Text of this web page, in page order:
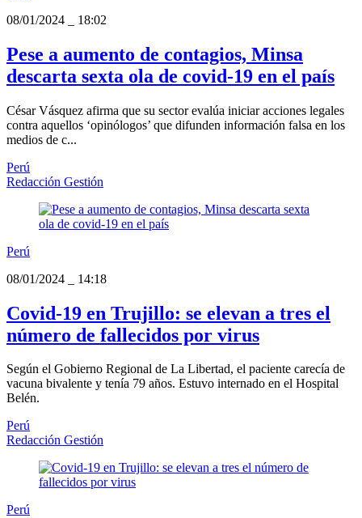
08/01/2024
18:02
Pese a aumento de contagios, Minsa
descarta sexta ola de covid-19 en el país
César Vásquez afirma que su sector evalúa iniciar acciones legales
contra aquellos ‘opinólogos’ que difunden información falsa en los
medios de c...
Perú
Redacción Gestión
Perú
08/01/2024
14:18
Covid-19 en Trujillo: se elevan a tres el
número de fallecidos por virus
Según el Gobierno Regional de La Libertad, el paciente carecía de
vacuna bivalente y tenía 79 años. Estuvo internado en el Hospital
Belén.
Perú
Redacción Gestión
Perú